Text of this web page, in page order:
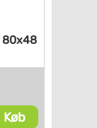
80x48
Køb